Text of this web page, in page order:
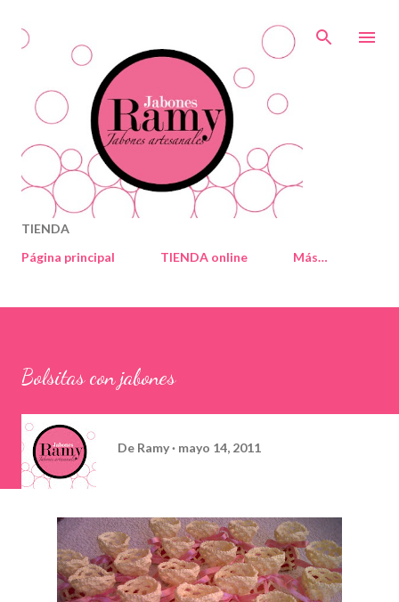
TIENDA
Página principal
TIENDA online Más…
Bolsitas con jabones
De Ramy mayo 14, 2011